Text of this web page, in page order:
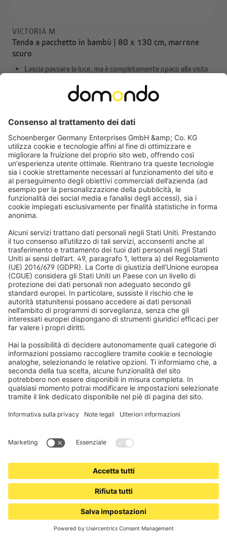
VICTORIA M
Tenda a pacchetto in bambù | 80 x 130 cm, marrone
scuro
Lascia passare la luce, ma è completamente opaco alla vista
VICTORIA M
Tenda a pacchetto in bambù | 80 x 130 cm, ciliegio
Lascia passare la luce, ma è completamente opaco alla vista
Montaggio possibile con viti o con adesivo